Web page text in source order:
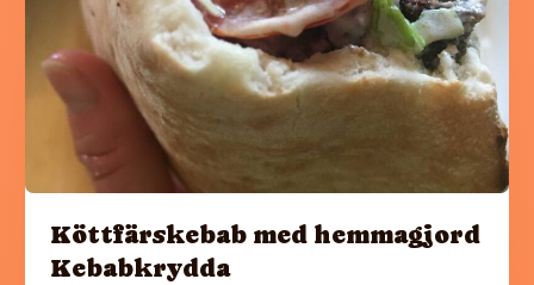
Köttfärskebab med hemmagjord
Kebabkrydda